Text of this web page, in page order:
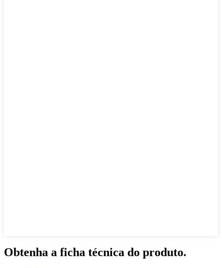
Obtenha a ficha técnica do produto.